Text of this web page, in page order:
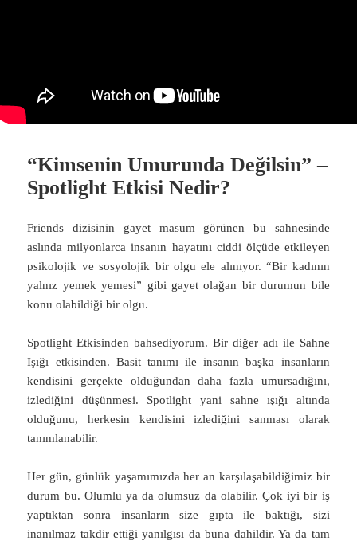
“Kimsenin Umurunda Değilsin” –
Spotlight Etkisi Nedir?
Friends dizisinin gayet masum görünen bu sahnesinde
aslında milyonlarca insanın hayatını ciddi ölçüde etkileyen
psikolojik ve sosyolojik bir olgu ele alınıyor. “Bir kadının
yalnız yemek yemesi” gibi gayet olağan bir durumun bile
konu olabildiği bir olgu.
Spotlight Etkisinden bahsediyorum. Bir diğer adı ile Sahne
Işığı etkisinden. Basit tanımı ile insanın başka insanların
kendisini gerçekte olduğundan daha fazla umursadığını,
izlediğini düşünmesi. Spotlight yani sahne ışığı altında
olduğunu, herkesin kendisini izlediğini sanması olarak
tanımlanabilir.
Her gün, günlük yaşamımızda her an karşılaşabildiğimiz bir
durum bu. Olumlu ya da olumsuz da olabilir. Çok iyi bir iş
yaptıktan sonra insanların size gıpta ile baktığı, sizi
inanılmaz takdir ettiği yanılgısı da buna dahildir. Ya da tam